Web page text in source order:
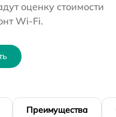
оценку стоимости
Wi-Fi.
Преимущества